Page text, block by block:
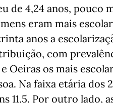
4,24 anos, pouco
eram mais
anos a
com
Oeiras os mais
Na faixa etária dos
11,5. Por outro lado,